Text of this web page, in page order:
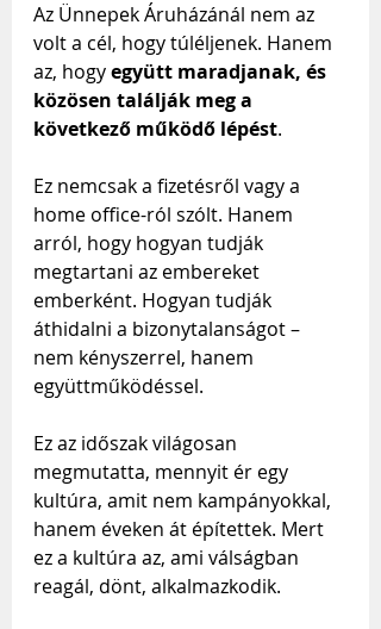
Az Ünnepek Áruházánál nem az
volt a cél, hogy túléljenek. Hanem
az, hogy együtt maradjanak, és
közösen találják meg a
következő működő lépést.
Ez nemcsak a fizetésről vagy a
home office-ról szólt. Hanem
arról, hogy hogyan tudják
megtartani az embereket
emberként. Hogyan tudják
áthidalni a bizonytalanságot –
nem kényszerrel, hanem
együttműködéssel.
Ez az időszak világosan
megmutatta, mennyit ér egy
kultúra, amit nem kampányokkal,
hanem éveken át építettek. Mert
ez a kultúra az, ami válságban
reagál, dönt, alkalmazkodik.